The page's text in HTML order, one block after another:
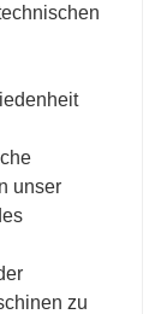
unser
zu